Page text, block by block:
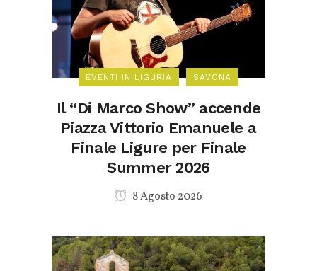
EVENTI IN LIGURIA SAVONA
Il “Di Marco Show” accende
Piazza Vittorio Emanuele a
Finale Ligure per Finale
Summer 2026
8 Agosto 2026